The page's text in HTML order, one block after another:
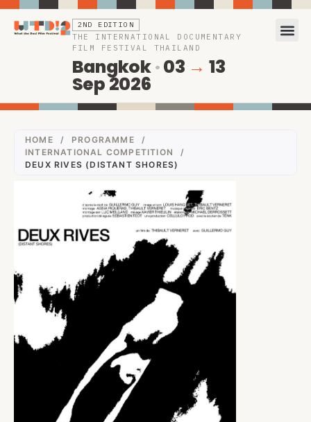
2ND EDITION
THE INTERNATIONAL DOCUMENTARY
FILM FESTIVAL THAILAND
Bangkok·03 → 13
Sep 2026
HOME / PROGRAMME
/
INTERNATIONAL COMPETITION
/
DEUX RIVES (DISTANT SHORES)